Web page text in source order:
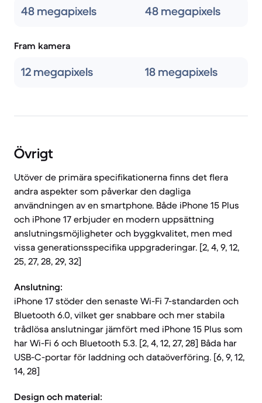
48 megapixels 48 megapixels
Fram kamera
12 megapixels 18 megapixels
Övrigt
Utöver de primära specifikationerna finns det flera
andra aspekter som påverkar den dagliga
användningen av en smartphone. Både iPhone 15 Plus
och iPhone 17 erbjuder en modern uppsättning
anslutningsmöjligheter och byggkvalitet, men med
vissa generationsspecifika uppgraderingar. [2, 4, 9, 12,
25, 27, 28, 29, 32]
Anslutning:
iPhone 17 stöder den senaste Wi-Fi 7-standarden och
Bluetooth 6.0, vilket ger snabbare och mer stabila
trådlösa anslutningar jämfört med iPhone 15 Plus som
har Wi-Fi 6 och Bluetooth 5.3. [2, 4, 12, 27, 28] Båda har
USB-C-portar för laddning och dataöverföring. [6, 9, 12,
14, 28]
Design och material: